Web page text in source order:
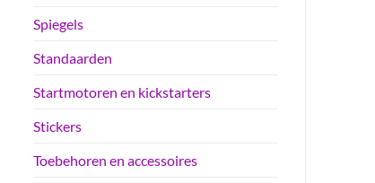
Spiegels
Standaarden
Startmotoren en kickstarters
Stickers
Toebehoren en accessoires